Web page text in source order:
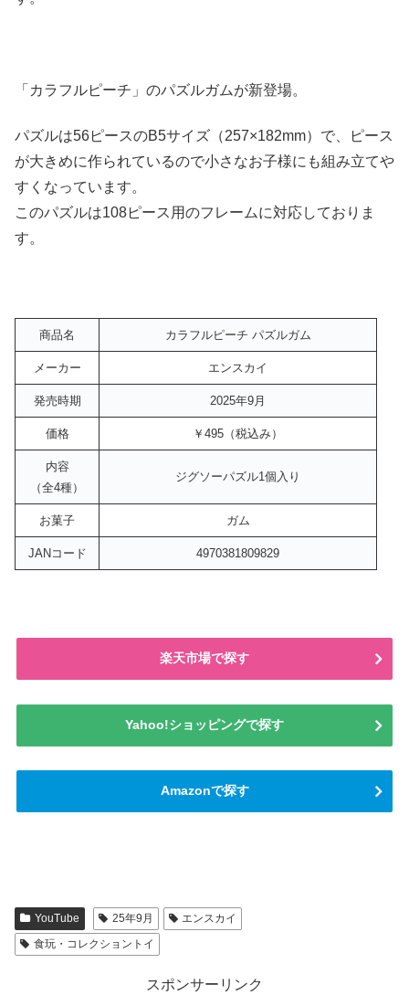
「カラフルピーチ」のパズルガムが新登場。
パズルは56ピースのB5サイズ（257×182mm）で、ピース
が大きめに作られているので小さなお子様にも組み立てや
すくなっています。
このパズルは108ピース用のフレームに対応しておりま
す。
商品名 カラフルピーチ パズルガム
メーカー エンスカイ
発売時期 2025年9月
価格 ￥495（税込み）
内容
（全4種）
ジグソーパズル1個入り
お菓子 ガム
JANコード 4970381809829
楽天市場で探す
Yahoo!ショッピングで探す
Amazonで探す
YouTube 25年9月
エンスカイ
食玩・コレクショントイ
スポンサーリンク